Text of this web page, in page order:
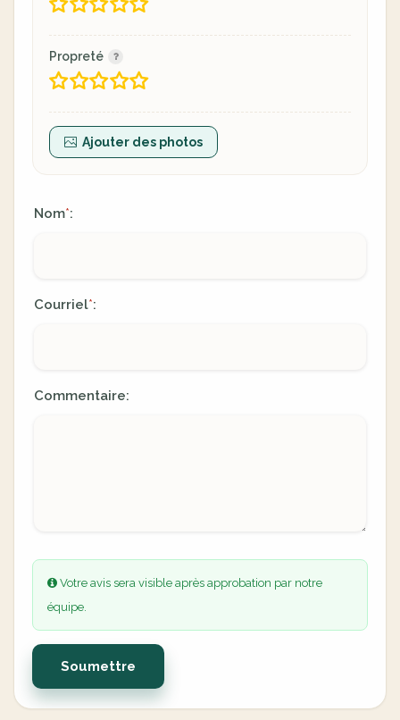
Propreté
Ajouter des photos
Nom*:
Courriel*:
Commentaire:
Votre avis sera visible après approbation par notre
équipe.
Soumettre